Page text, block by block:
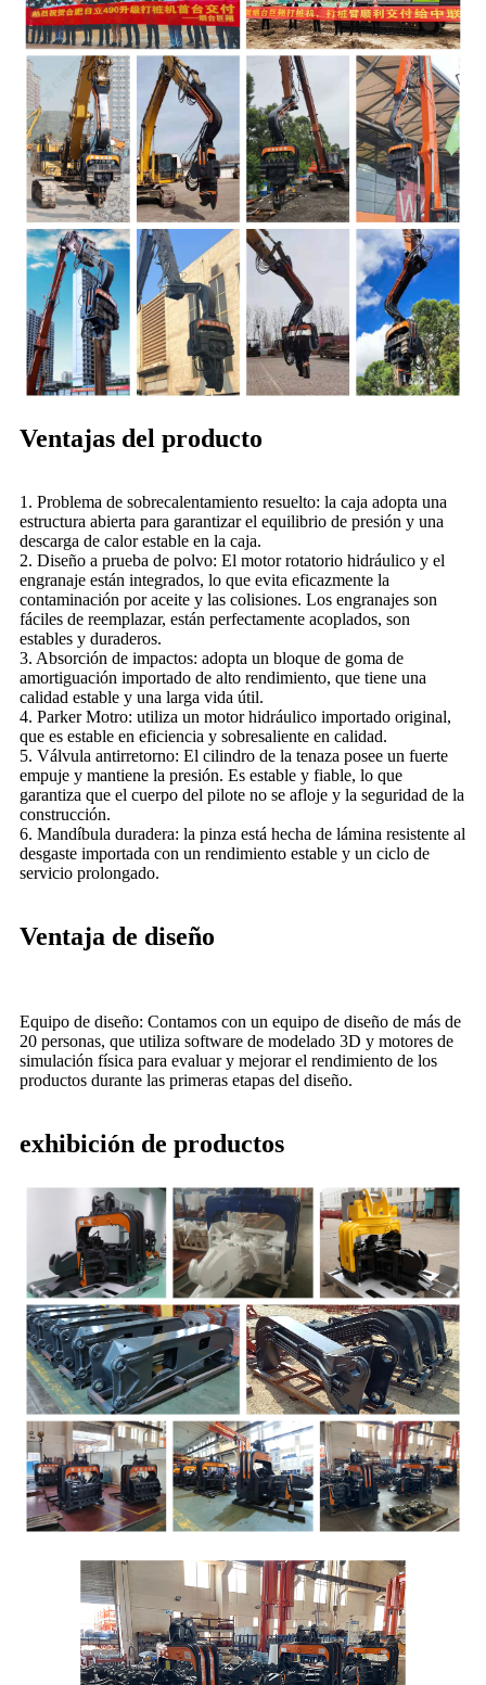
Ventajas del producto
1. Problema de sobrecalentamiento resuelto: la caja adopta una
estructura abierta para garantizar el equilibrio de presión y una
descarga de calor estable en la caja.
2. Diseño a prueba de polvo: El motor rotatorio hidráulico y el
engranaje están integrados, lo que evita eficazmente la
contaminación por aceite y las colisiones. Los engranajes son
fáciles de reemplazar, están perfectamente acoplados, son
estables y duraderos.
3. Absorción de impactos: adopta un bloque de goma de
amortiguación importado de alto rendimiento, que tiene una
calidad estable y una larga vida útil.
4. Parker Motro: utiliza un motor hidráulico importado original,
que es estable en eficiencia y sobresaliente en calidad.
5. Válvula antirretorno: El cilindro de la tenaza posee un fuerte
empuje y mantiene la presión. Es estable y fiable, lo que
garantiza que el cuerpo del pilote no se afloje y la seguridad de la
construcción.
6. Mandíbula duradera: la pinza está hecha de lámina resistente al
desgaste importada con un rendimiento estable y un ciclo de
servicio prolongado.
Ventaja de diseño
Equipo de diseño: Contamos con un equipo de diseño de más de
20 personas, que utiliza software de modelado 3D y motores de
simulación física para evaluar y mejorar el rendimiento de los
productos durante las primeras etapas del diseño.
exhibición de productos